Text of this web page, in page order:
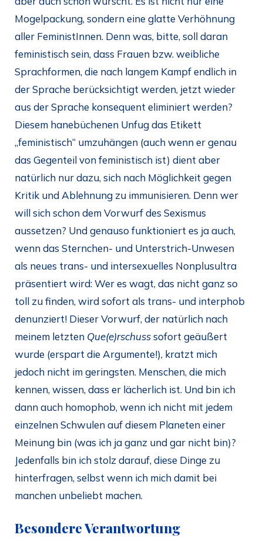
Mogelpackung, sondern eine glatte Verhöhnung
aller FeministInnen. Denn was, bitte, soll daran
feministisch sein, dass Frauen bzw. weibliche
Sprachformen, die nach langem Kampf endlich in
der Sprache berücksichtigt werden, jetzt wieder
aus der Sprache konsequent eliminiert werden?
Diesem hanebüchenen Unfug das Etikett
„feministisch“ umzuhängen (auch wenn er genau
das Gegenteil von feministisch ist) dient aber
natürlich nur dazu, sich nach Möglichkeit gegen
Kritik und Ablehnung zu immunisieren. Denn wer
will sich schon dem Vorwurf des Sexismus
aussetzen? Und genauso funktioniert es ja auch,
wenn das Sternchen- und Unterstrich-Unwesen
als neues trans- und intersexuelles Nonplusultra
präsentiert wird: Wer es wagt, das nicht ganz so
toll zu finden, wird sofort als trans- und interphob
denunziert! Dieser Vorwurf, der natürlich nach
meinem letzten Que(e)rschusssofort geäußert
wurde (erspart die Argumente!), kratzt mich
jedoch nicht im geringsten. Menschen, die mich
kennen, wissen, dass er lächerlich ist. Und bin ich
dann auch homophob, wenn ich nicht mit jedem
einzelnen Schwulen auf diesem Planeten einer
Meinung bin (was ich ja ganz und gar nicht bin)?
Jedenfalls bin ich stolz darauf, diese Dinge zu
hinterfragen, selbst wenn ich mich damit bei
manchen unbeliebt machen.
Besondere Verantwortung